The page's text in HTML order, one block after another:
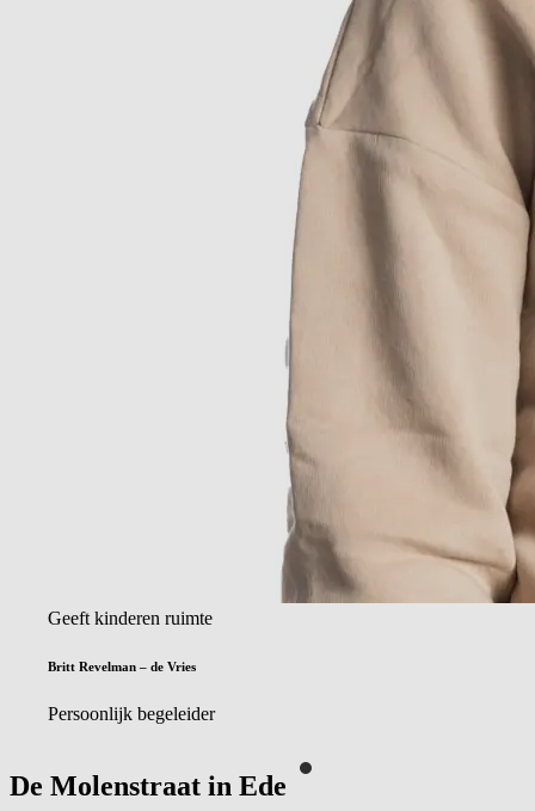
Geeft kinderen ruimte
Britt Revelman – de Vries
Persoonlijk begeleider
De Molenstraat in Ede